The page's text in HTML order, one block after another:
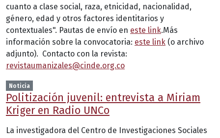
cuanto a clase social, raza, etnicidad, nacionalidad,
género, edad y otros factores identitarios y
contextuales". Pautas de envío en este link.Más
información sobre la convocatoria: este link (o archivo
adjunto). Contacto con la revista:
revistaumanizales@cinde.org.co
Noticia
Politización juvenil: entrevista a Miriam
Kriger en Radio UNCo
La investigadora del Centro de Investigaciones Sociales